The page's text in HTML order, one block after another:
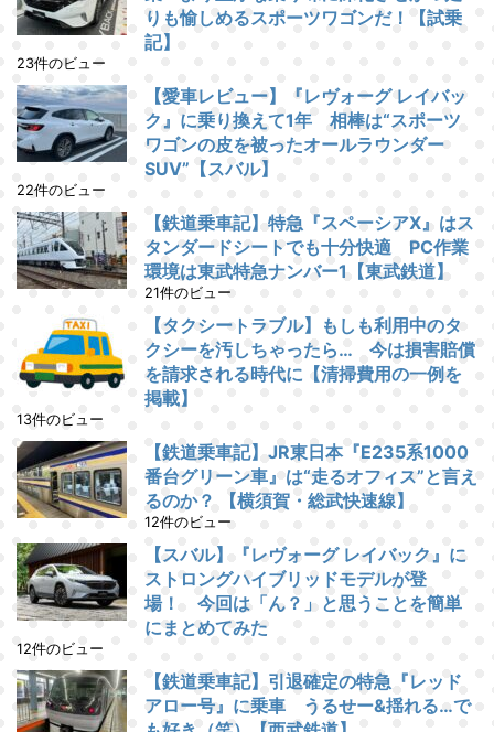
りも愉しめるスポーツワゴンだ！【試乗
記】
23件のビュー
【愛車レビュー】『レヴォーグ レイバッ
ク』に乗り換えて1年 相棒は“スポーツ
ワゴンの皮を被ったオールラウンダー
SUV”【スバル】
22件のビュー
【鉄道乗車記】特急『スペーシアX』はス
タンダードシートでも十分快適 PC作業
環境は東武特急ナンバー1【東武鉄道】
21件のビュー
【タクシートラブル】もしも利用中のタ
クシーを汚しちゃったら… 今は損害賠償
を請求される時代に【清掃費用の一例を
掲載】
13件のビュー
【鉄道乗車記】JR東日本『E235系1000
番台グリーン車』は“走るオフィス”と言え
るのか？ 【横須賀・総武快速線】
12件のビュー
【スバル】『レヴォーグ レイバック』に
ストロングハイブリッドモデルが登
場！ 今回は「ん？」と思うことを簡単
にまとめてみた
12件のビュー
【鉄道乗車記】引退確定の特急『レッド
アロー号』に乗車 うるせー&揺れる…で